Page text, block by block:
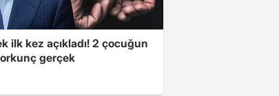
ilk kez açıkladı! 2 çocuğun
gerçek